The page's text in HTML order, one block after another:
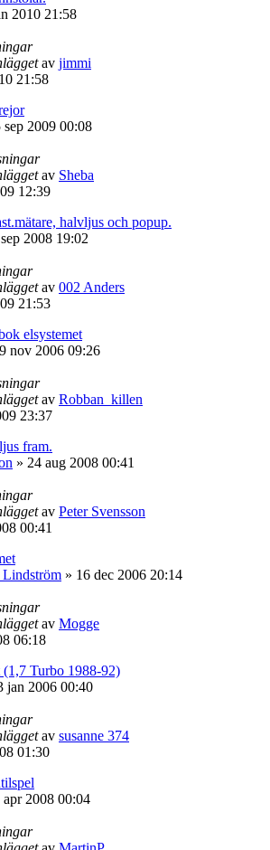
2010 21:58
av jimmi
21:58
sep 2009 00:08
av Sheba
12:39
halvljus och popup.
2008 19:02
av 002 Anders
21:53
elsystemet
nov 2006 09:26
av Robban_killen
23:37
fram.
» 24 aug 2008 00:41
av Peter Svensson
00:41
Lindström » 16 dec 2006 20:14
av Mogge
06:18
Turbo 1988-92)
jan 2006 00:40
av susanne 374
01:30
apr 2008 00:04